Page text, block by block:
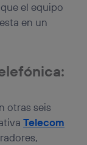
el equipo
en un
otras seis
Telecom